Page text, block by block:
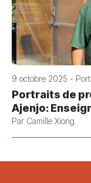
9 octobre 2025 -
Portraits de
Ajenjo:
Par Camille Xiong